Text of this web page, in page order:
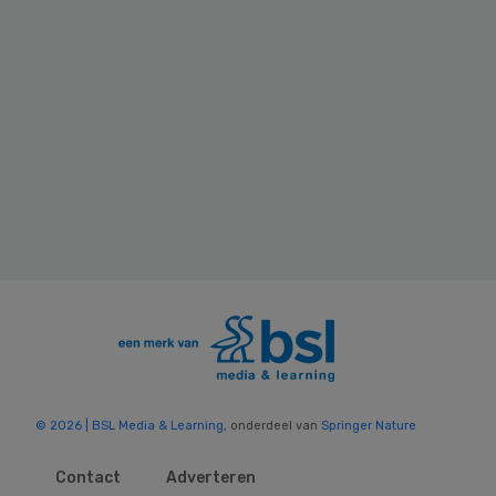
© 2026 | BSL Media & Learning, onderdeel van Springer Nature
Contact Adverteren